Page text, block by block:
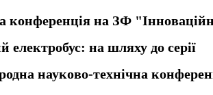
конференція на ЗФ
електробус: на шляху до серії
науково-технічна